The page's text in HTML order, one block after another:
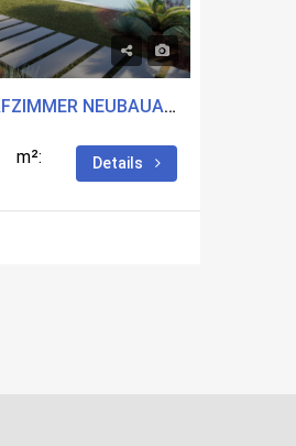
ZU VERKAUFEN 3 SCHLAFZIMMER NEUBAUAPARTMENT IN CARTAGENA, MURCIA MIT POOL
m²:
Details